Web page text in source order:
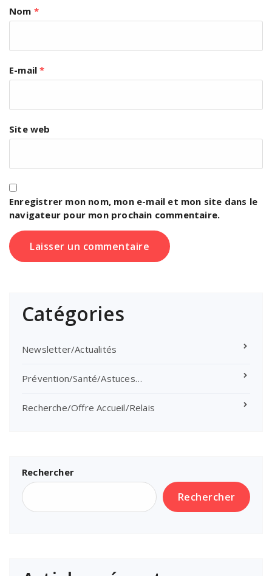
Nom *
E-mail*
Site web
Enregistrer mon nom, mon e-mail et mon site dans le
navigateur pour mon prochain commentaire.
Catégories
Newsletter/Actualités
Prévention/Santé/Astuces…
Recherche/Offre Accueil/Relais
Rechercher
Rechercher